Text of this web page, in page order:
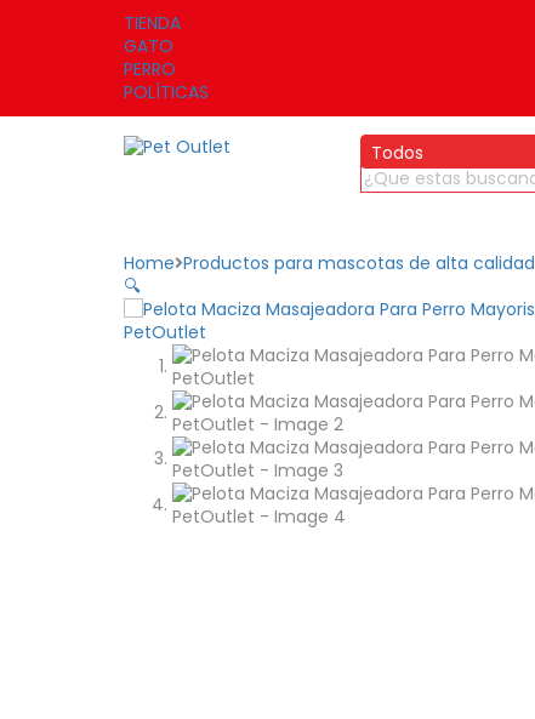
TIENDA
GATO
PERRO
POLÍTICAS
Todos
Home Productos para mascotas de alta calidad
🔍